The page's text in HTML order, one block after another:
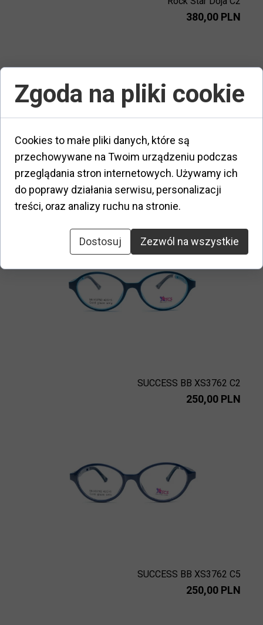
380,00 PLN
STUDIO OPHELIA 83
SUCCESS BB XS3762 C2
250,00 PLN
SUCCESS BB XS3762 C5
250,00 PLN
Zgoda na pliki cookie
Cookies to małe pliki danych, które są
przechowywane na Twoim urządzeniu podczas
przeglądania stron internetowych. Używamy ich
do poprawy działania serwisu, personalizacji
treści, oraz analizy ruchu na stronie.
Dostosuj Zezwól na wszystkie